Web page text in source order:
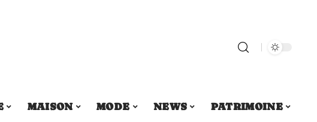
MAISON MODE NEWS
PATRIMOINE